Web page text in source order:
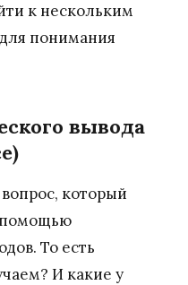
к нескольким
понимания
вывода
который
помощью
То есть
И какие у